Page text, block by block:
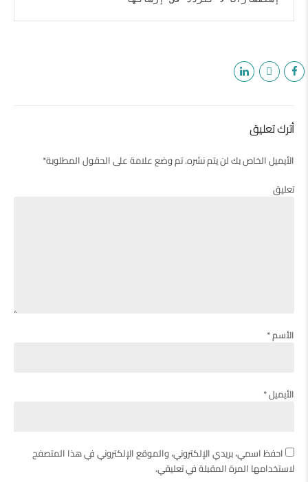
أترك تعليق
الأيميل الخاص بك لن يتم نشره. تم وضع علامة على الحقول المطلوبة*
تعليق
الأسم *
الأيميل *
احفظ اسمي، بريدي الإلكتروني، والموقع الإلكتروني في هذا المتصفح
لاستخدامها المرة المقبلة في تعليقي.